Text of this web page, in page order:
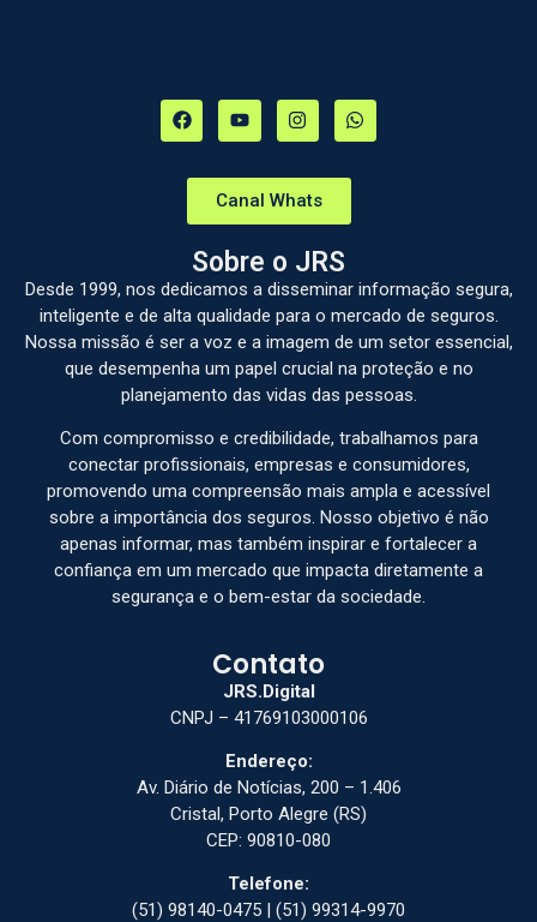
Canal Whats
Sobre o JRS
Desde 1999, nos dedicamos a disseminar informação segura,
inteligente e de alta qualidade para o mercado de seguros.
Nossa missão é ser a voz e a imagem de um setor essencial,
que desempenha um papel crucial na proteção e no
planejamento das vidas das pessoas.
Com compromisso e credibilidade, trabalhamos para
conectar profissionais, empresas e consumidores,
promovendo uma compreensão mais ampla e acessível
sobre a importância dos seguros. Nosso objetivo é não
apenas informar, mas também inspirar e fortalecer a
confiança em um mercado que impacta diretamente a
segurança e o bem-estar da sociedade.
Contato
JRS.Digital
CNPJ – 41769103000106
Endereço:
Av. Diário de Notícias, 200 – 1.406
Cristal, Porto Alegre (RS)
CEP: 90810-080
Telefone:
(51) 98140-0475 | (51) 99314-9970